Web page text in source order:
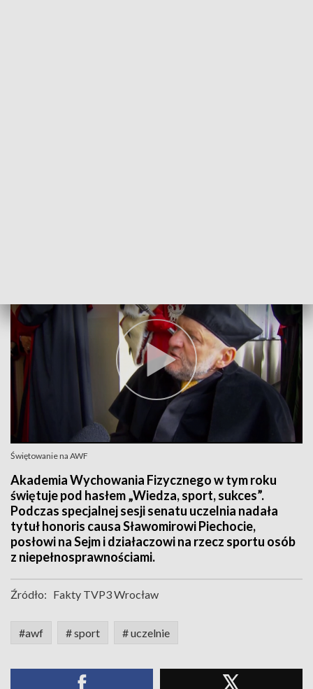
Świętowanie na AWF
Akademia Wychowania Fizycznego w tym roku
świętuje pod hasłem „Wiedza, sport, sukces”.
Podczas specjalnej sesji senatu uczelnia nadała
tytuł honoris causa Sławomirowi Piechocie,
posłowi na Sejm i działaczowi na rzecz sportu osób
z niepełnosprawnościami.
Źródło: Fakty TVP3 Wrocław
#awf # sport # uczelnie